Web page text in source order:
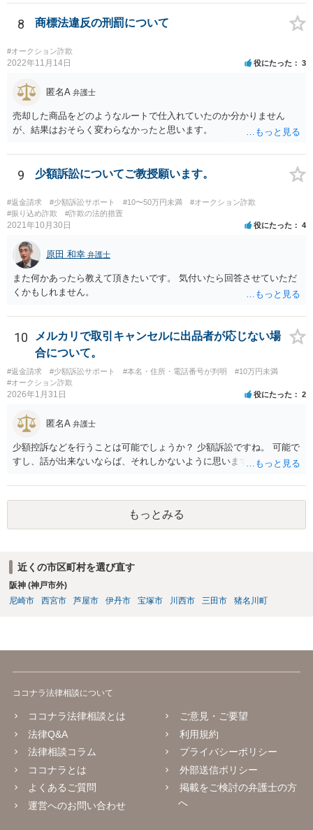
8 商標法違反の刑罰について
#オークション詐欺
2022年11月14日 役にたった 3
匿名A 弁護士
売却した商品をどのようなルートで仕入れていたのか分かりません
が、結果はおそらく変わらなかったと思います。
9 少額訴訟についてご教授願います。
#返金請求 #少額訴訟サポート #10〜50万円未満
#オークション詐欺
#振り込め詐欺
#詐欺の法的措置
2021年10月30日 役にたった 4
原田 和幸 弁護士
また何かあったら教えて頂きたいです。 気付いたら回答させていただ
くかもしれません。
10
メルカリで取引キャンセルに出品者が応じない場
合について。
#返金請求 #少額訴訟サポート #本名・住所・電話番号が判明
#10万円未満
#オークション詐欺
2026年1月31日 役にたった 2
匿名A 弁護士
少額控訴などを行うことは可能でしょうか？ 少額訴訟ですね。 可能で
すし、話が出来ないならば、それしかないように思います。
もっとみる
近くの市区町村を選び直す
阪神 (神戸市外)
尼崎市
西宮市 芦屋市 伊丹市 宝塚市 川西市 三田市 猪名川町
ココナラ法律相談について
ココナラ法律相談とは
法律Q&A
法律相談コラム
ココナラとは
よくあるご質問
運営へのお問い合わせ
ご意見・ご要望
利用規約
プライバシーポリシー
外部送信ポリシー
掲載をご検討の弁護士の方
へ